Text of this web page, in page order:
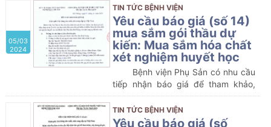
xây dựng giá gói thầu, làm cơ sở tổ
chức lựa chọn nhà thầu mua sắm
gói thầu dự kiến: Mua sắm hóa chất
định nhóm máu hai phương pháp
của Bệnh viện Phụ Sản Hải Phòng
05/03
2024
TIN TỨC BỆNH VIỆN
Yêu cầu báo giá (số 14)
mua sắm gói thầu dự
kiến: Mua sắm hóa chất
xét nghiệm huyết học
Bệnh viện Phụ Sản có nhu cầu
tiếp nhận báo giá để tham khảo,
xây dựng giá gói thầu, làm cơ sở tổ
chức lựa chọn nhà thầu mua sắm
gói thầu dự kiến: Mua sắm hóa chất
TIN TỨC BỆNH VIỆN
Yêu cầu báo giá (số